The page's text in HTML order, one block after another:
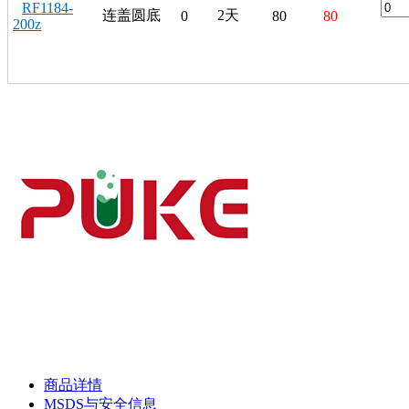
RF1184-
200z
连盖圆底 0 2天 80 80
商品详情
MSDS与安全信息